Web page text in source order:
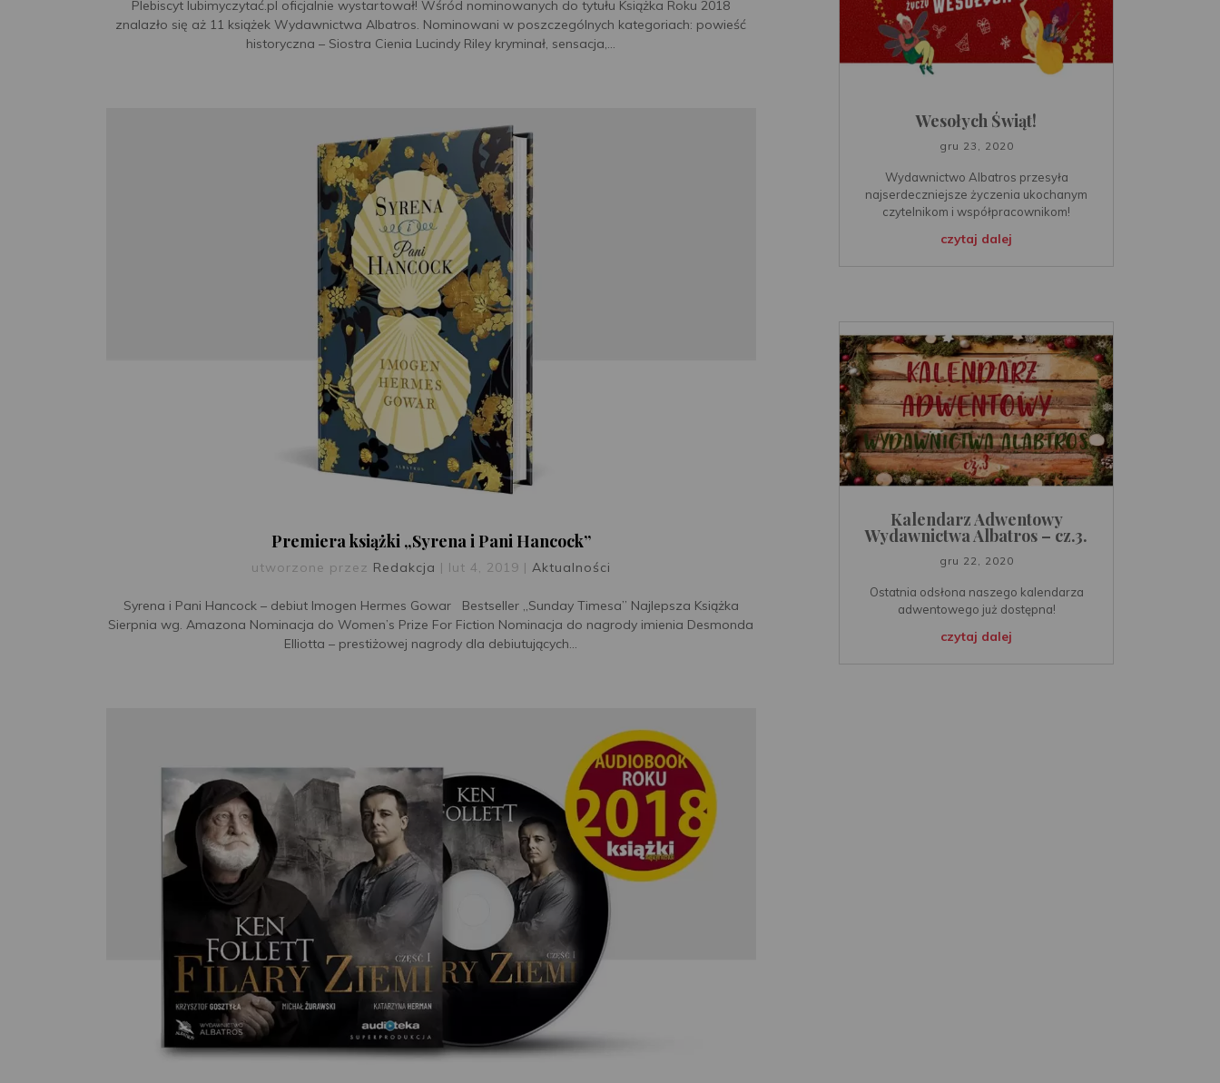
Plebiscyt lubimyczytać.pl oficjalnie wystartował! Wśród nominowanych do tytułu Książka Roku 2018
znalazło się aż 11 książek Wydawnictwa Albatros. Nominowani w poszczególnych kategoriach: powieść
historyczna – Siostra Cienia Lucindy Riley kryminał, sensacja,...
Premiera książki „Syrena i Pani Hancock”
utworzone przez Redakcja | lut 4, 2019 | Aktualności
Syrena i Pani Hancock – debiut Imogen Hermes Gowar Bestseller „Sunday Timesa” Najlepsza Książka
Sierpnia wg. Amazona Nominacja do Women’s Prize For Fiction Nominacja do nagrody imienia Desmonda
Elliotta – prestiżowej nagrody dla debiutujących...
Wesołych Świąt!
gru 23, 2020
Wydawnictwo Albatros przesyła
najserdeczniejsze życzenia ukochanym
czytelnikom i współpracownikom!
czytaj dalej
Kalendarz Adwentowy
Wydawnictwa Albatros – cz.3.
gru 22, 2020
Ostatnia odsłona naszego kalendarza
adwentowego już dostępna!
czytaj dalej